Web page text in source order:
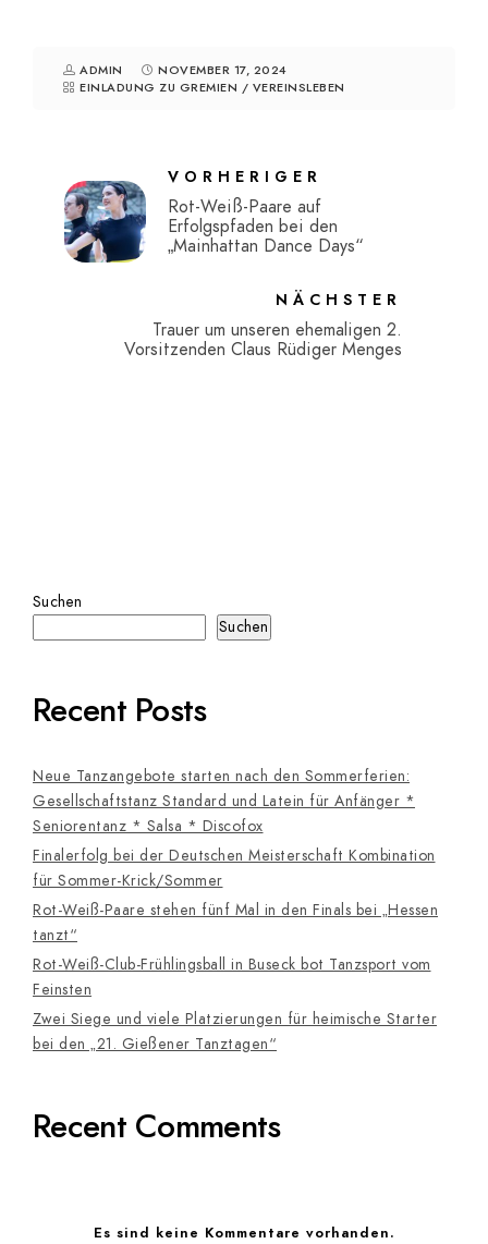
ADMIN
NOVEMBER 17, 2024
EINLADUNG ZU GREMIEN / VEREINSLEBEN
VORHERIGER
Rot-Weiß-Paare auf
Erfolgspfaden bei den
„Mainhattan Dance Days“
NÄCHSTER
Trauer um unseren ehemaligen 2.
Vorsitzenden Claus Rüdiger Menges
Suchen
Suchen
Recent Posts
Neue Tanzangebote starten nach den Sommerferien:
Gesellschaftstanz Standard und Latein für Anfänger *
Seniorentanz * Salsa * Discofox
Finalerfolg bei der Deutschen Meisterschaft Kombination
für Sommer-Krick/Sommer
Rot-Weiß-Paare stehen fünf Mal in den Finals bei „Hessen
tanzt“
Rot-Weiß-Club-Frühlingsball in Buseck bot Tanzsport vom
Feinsten
Zwei Siege und viele Platzierungen für heimische Starter
bei den „21. Gießener Tanztagen“
Recent Comments
Es sind keine Kommentare vorhanden.